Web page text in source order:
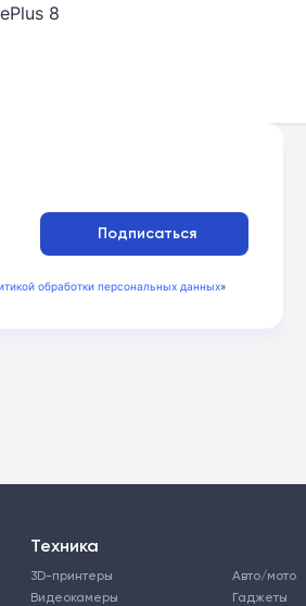
8
Подписаться
обработки персональных данных»
Техника
3D-принтеры
Авто/мото
Видеокамеры
Гаджеты